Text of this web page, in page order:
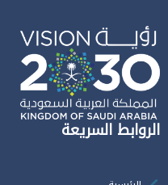
الروابط السريعة